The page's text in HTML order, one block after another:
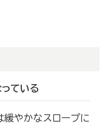
ている
やかなスロープに